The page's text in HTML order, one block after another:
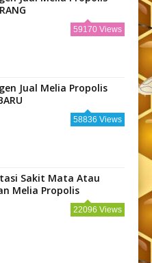
59170 Views
Jual Melia Propolis
58836 Views
Sakit Mata Atau
Melia Propolis
22096 Views